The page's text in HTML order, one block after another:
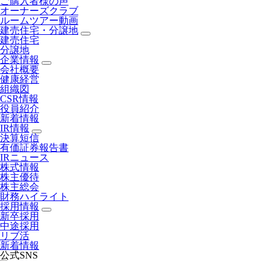
オーナーズクラブ
ルームツアー動画
建売住宅・分譲地
建売住宅
分譲地
企業情報
会社概要
健康経営
組織図
CSR情報
役員紹介
新着情報
IR情報
決算短信
有価証券報告書
IRニュース
株式情報
株主優待
株主総会
財務ハイライト
採用情報
新卒採用
中途採用
リブ活
新着情報
公式SNS